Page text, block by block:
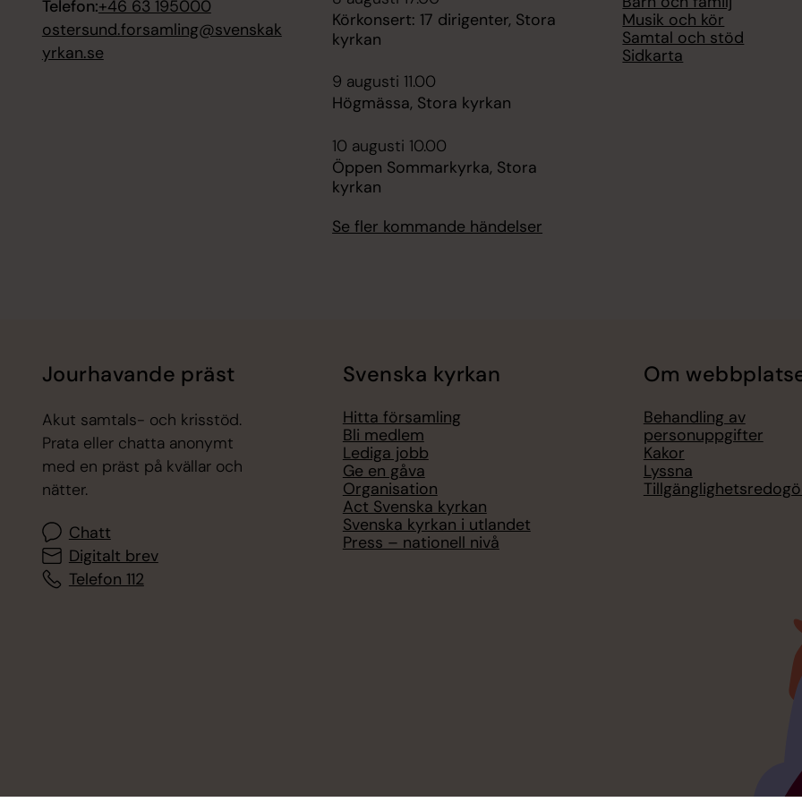
Telefon:+46 63 195000
ostersund.forsamling@svenskak
yrkan.se
Körkonsert: 17 dirigenter, Stora
kyrkan
9 augusti 11.00
Högmässa, Stora kyrkan
10 augusti 10.00
Öppen Sommarkyrka, Stora
kyrkan
Se fler kommande händelser
Musik och kör
Samtal och stöd
Sidkarta
Jourhavande präst
Akut samtals- och krisstöd.
Prata eller chatta anonymt
med en präst på kvällar och
nätter.
Chatt
Digitalt brev
Telefon 112
Svenska kyrkan
Hitta församling
Bli medlem
Lediga jobb
Ge en gåva
Organisation
Act Svenska kyrkan
Svenska kyrkan i utlandet
Press – nationell nivå
Om
Behandling av
personuppgifter
Kakor
Lyssna